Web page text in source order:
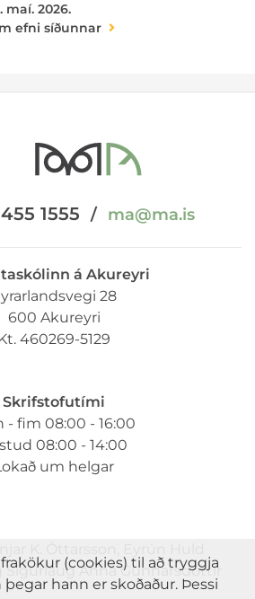
maí. 2026.
efni síðunnar
1555 / ma@ma.is
á Akureyri
28
600 Akureyri
460269-5129
Skrifstofutími
- fim 08:00 - 16:00
08:00 - 14:00
um helgar
Anna Gunnarsdóttir
(cookies) til að tryggja
hann er skoðaður. Þessi